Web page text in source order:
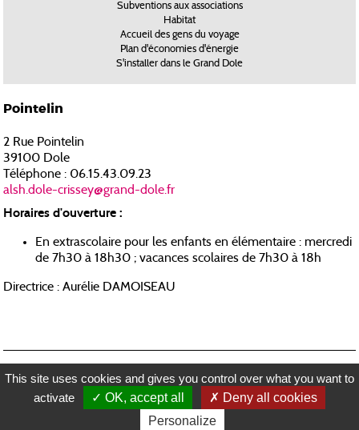
Subventions aux associations
Habitat
Accueil des gens du voyage
Plan d'économies d'énergie
S'installer dans le Grand Dole
Pointelin
2 Rue Pointelin
39100 Dole
Téléphone : 06.15.43.09.23
alsh.dole-crissey@grand-dole.fr
Horaires d'ouverture :
En extrascolaire pour les enfants en élémentaire : mercredi
de 7h30 à 18h30 ; vacances scolaires de 7h30 à 18h
Directrice : Aurélie DAMOISEAU
RÉALISATION KOREDGE
This site uses cookies and gives you control over what you want to
activate
OK, accept all
Deny all cookies
Personalize